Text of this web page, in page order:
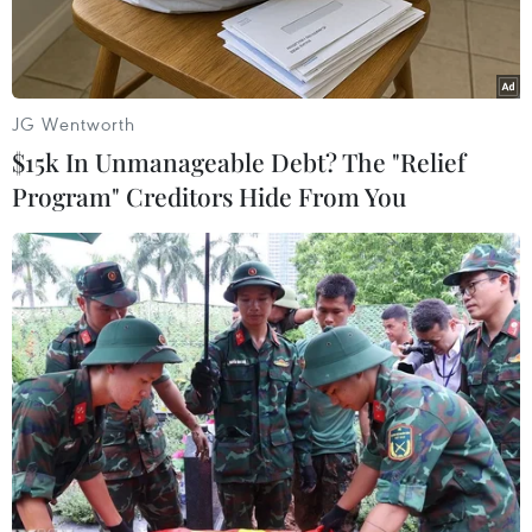
Thứ trưởng Bộ Công Thương Nguyễn Hoàng Long làm việc với
Cơ quan An toàn Hạt nhân và Bảo vệ phóng xạ (ASNR) và Cơ
quan Năng lượng Nguyên tử và Năng lượng thay thế Pháp
(CEA). (Ảnh: TTXVN phát)
Theo phóng viên TTXVN tại Pháp, bên lề hoạt
động của Thủ tướng Chính phủ Phạm Minh
Chính tham dự Hội nghị Đại dương Liên hợp
JG Wentworth
$15k In Unmanageable Debt? The "Relief
Program" Creditors Hide From You